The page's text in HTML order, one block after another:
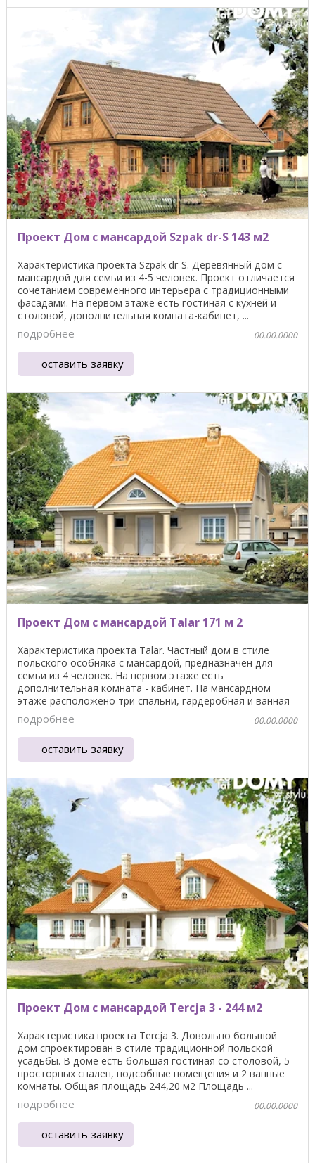
Проект Дом с мансардой Szpak dr-S 143 м2
Характеристика проекта Szpak dr-S. Деревянный дом с
мансардой для семьи из 4-5 человек. Проект отличается
сочетанием современного интерьера с традиционными
фасадами. На первом этаже есть гостиная с кухней и
столовой, дополнительная комната-кабинет, ...
подробнее 00.00.0000
оставить заявку
Проект Дом с мансардой Talar 171 м 2
Характеристика проекта Talar. Частный дом в стиле
польского особняка с мансардой, предназначен для
семьи из 4 человек. На первом этаже есть
дополнительная комната - кабинет. На мансардном
этаже расположено три спальни, гардеробная и ванная
комната. ...
подробнее 00.00.0000
оставить заявку
Проект Дом с мансардой Tercja 3 - 244 м2
Характеристика проекта Tercja 3. Довольно большой
дом спроектирован в стиле традиционной польской
усадьбы. В доме есть большая гостиная со столовой, 5
просторных спален, подсобные помещения и 2 ванные
комнаты. Общая площадь 244,20 м2 Площадь ...
подробнее 00.00.0000
оставить заявку